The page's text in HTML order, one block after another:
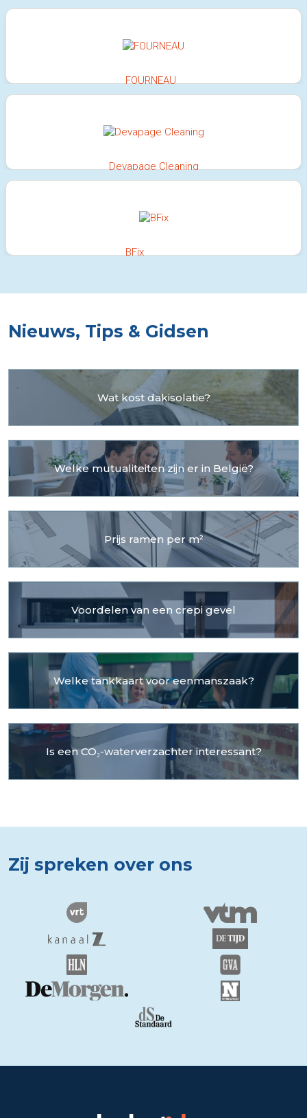
FOURNEAU
Devapage Cleaning
BFix
Nieuws, Tips & Gidsen
Wat kost dakisolatie?
Welke mutualiteiten zijn er in België?
Prijs ramen per m²
Voordelen van een crepi gevel
Welke tankkaart voor eenmanszaak?
Is een CO₂-waterverzachter interessant?
Zij spreken over ons